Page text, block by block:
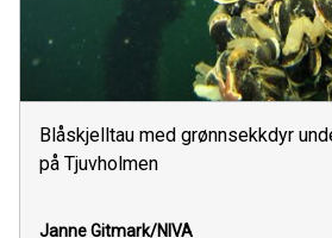
Blåskjelltau med grønnsekkdyr
på Tjuvholmen
Janne Gitmark/NIVA